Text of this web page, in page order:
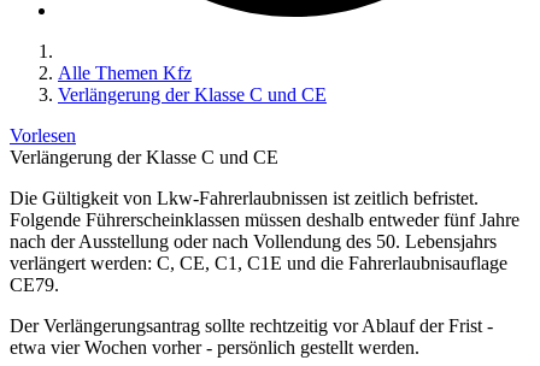
Alle Themen Kfz
Verlängerung der Klasse C und CE
Vorlesen
Verlängerung der Klasse C und CE
Die Gültigkeit von Lkw-Fahrerlaubnissen ist zeitlich befristet.
Folgende Führerscheinklassen müssen deshalb entweder fünf Jahre
nach der Ausstellung oder nach Vollendung des 50. Lebensjahrs
verlängert werden: C, CE, C1, C1E und die Fahrerlaubnisauflage
CE79.
Der Verlängerungsantrag sollte rechtzeitig vor Ablauf der Frist -
etwa vier Wochen vorher - persönlich gestellt werden.